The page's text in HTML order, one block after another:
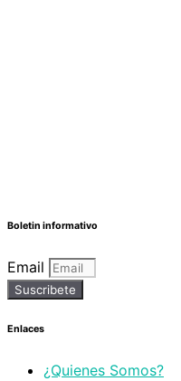
Boletin informativo
Email
Suscribete
Enlaces
¿Quienes Somos?